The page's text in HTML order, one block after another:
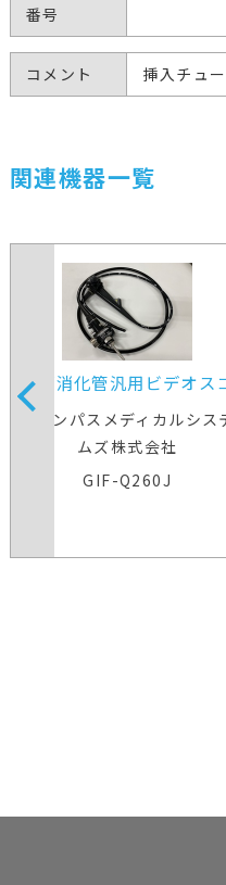
番号
コメント 挿入チュ
関連機器一覧
上部消化管汎用ビデオス
ープ
オリンパスメディカルシス
ムズ株式会社
GIF-Q260J